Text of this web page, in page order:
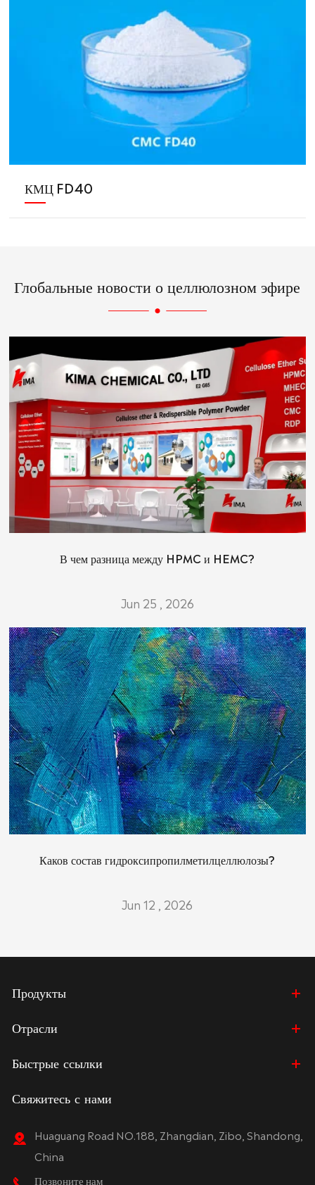
КМЦ FD40
Глобальные новости о целлюлозном эфире
В чем разница между HPMC и HEMC?
Jun 25 , 2026
Каков состав гидроксипропилметилцеллюлозы?
Jun 12 , 2026
Продукты
Отрасли
Быстрые ссылки
Свяжитесь с нами
Huaguang Road NO.188, Zhangdian, Zibo, Shandong,
China
Позвоните нам